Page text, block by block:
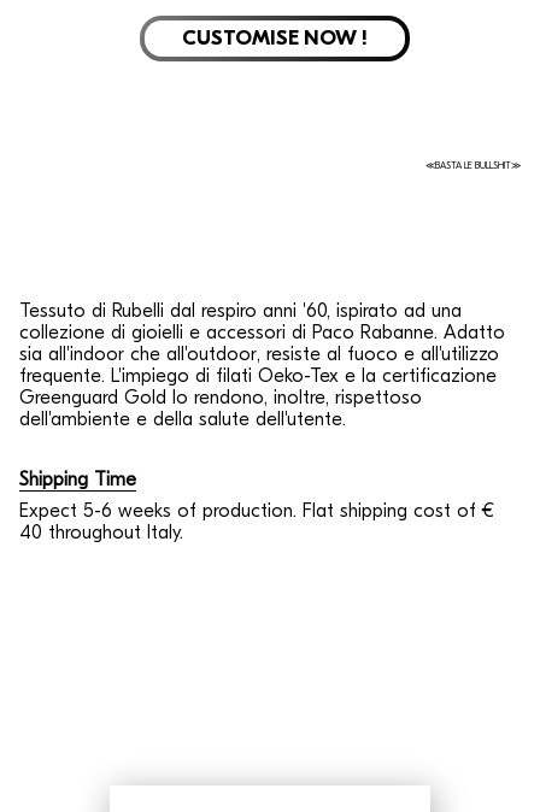
CUSTOMISE NOW !
≪BASTA LE BULLSHIT≫
Tessuto di Rubelli dal respiro anni '60, ispirato ad una
collezione di gioielli e accessori di Paco Rabanne. Adatto
sia all'indoor che all'outdoor, resiste al fuoco e all'utilizzo
frequente. L'impiego di filati Oeko-Tex e la certificazione
Greenguard Gold lo rendono, inoltre, rispettoso
dell'ambiente e della salute dell'utente.
Shipping Time
Expect 5-6 weeks of production. Flat shipping cost of €
40 throughout Italy.